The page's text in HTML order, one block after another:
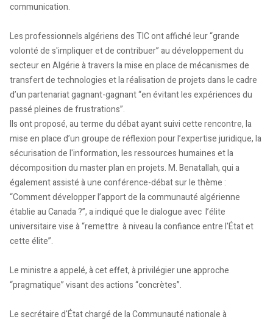
communication.
Les professionnels algériens des TIC ont affiché leur “grande
volonté de s'impliquer et de contribuer” au développement du
secteur en Algérie à travers la mise en place de mécanismes de
transfert de technologies et la réalisation de projets dans le cadre
d’un partenariat gagnant-gagnant “en évitant les expériences du
passé pleines de frustrations”.
Ils ont proposé, au terme du débat ayant suivi cette rencontre, la
mise en place d’un groupe de réflexion pour l’expertise juridique, la
sécurisation de l'information, les ressources humaines et la
décomposition du master plan en projets. M. Benatallah, qui a
également assisté à une conférence-débat sur le thème :
“Comment développer l’apport de la communauté algérienne
établie au Canada ?”, a indiqué que le dialogue avec l’élite
universitaire vise à “remettre à niveau la confiance entre l'État et
cette élite”.
Le ministre a appelé, à cet effet, à privilégier une approche
“pragmatique” visant des actions “concrètes”.
Le secrétaire d'État chargé de la Communauté nationale à